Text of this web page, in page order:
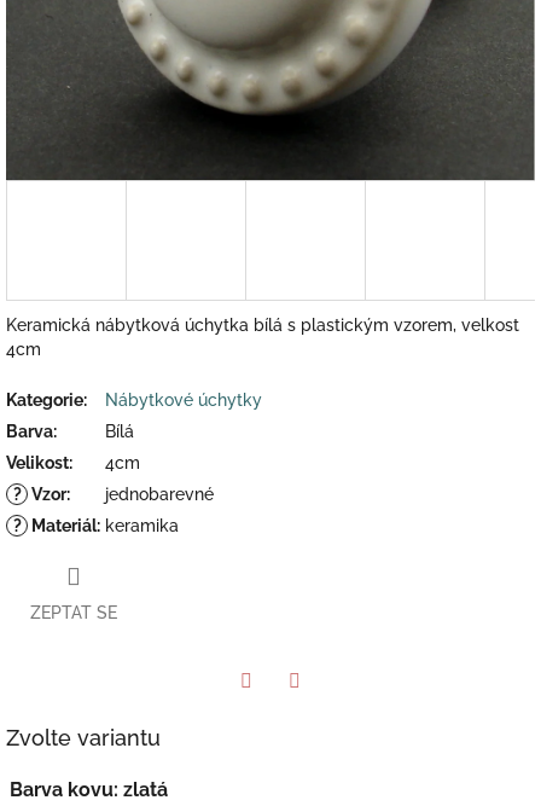
Keramická nábytková úchytka bílá s plastickým vzorem, velkost
4cm
Kategorie:
Nábytkové úchytky
Barva:
Bílá
Velikost:
4cm
? Vzor:
jednobarevné
?
Materiál: keramika
ZEPTAT SE
Zvolte variantu
Barva kovu: zlatá